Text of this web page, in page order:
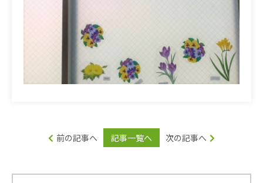
前の記事へ 記事一覧へ 次の記事へ